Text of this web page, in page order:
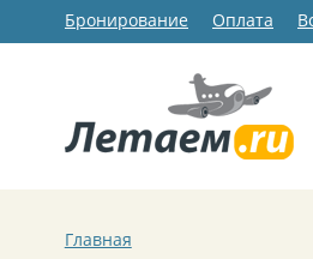
Бронирование Оплата
Главная